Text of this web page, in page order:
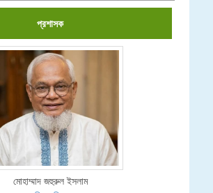
প্রশাসক
মোহাম্মাদ জহুরুল ইসলাম